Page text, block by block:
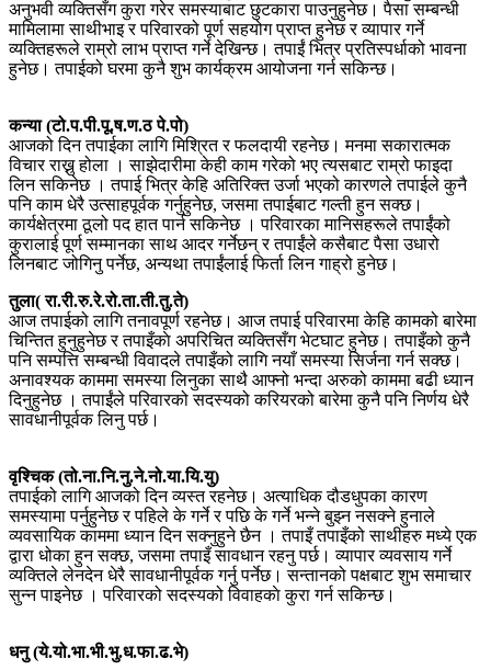
अनुभवी व्यक्तिसँग कुरा गरेर समस्याबाट छुटकारा पाउनुहुनेछ। पैसा सम्बन्धी
मामिलामा साथीभाइ र परिवारको पूर्ण सहयोग प्राप्त हुनेछ र व्यापार गर्ने
व्यक्तिहरूले राम्रो लाभ प्राप्त गर्ने देखिन्छ। तपाईं भित्र प्रतिस्पर्धाको भावना
हुनेछ। तपाईको घरमा कुनै शुभ कार्यक्रम आयोजना गर्न सकिन्छ।
कन्या (टो.प.पी.पू.ष.ण.ठ पे.पो)
आजको दिन तपाईका लागि मिश्रित र फलदायी रहनेछ। मनमा सकारात्मक
विचार राख्नु होला । साझेदारीमा केही काम गरेको भए त्यसबाट राम्रो फाइदा
लिन सकिनेछ । तपाई भित्र केहि अतिरिक्त उर्जा भएको कारणले तपाईले कुनै
पनि काम धेरै उत्साहपूर्वक गर्नुहुनेछ, जसमा तपाईबाट गल्ती हुन सक्छ।
कार्यक्षेत्रमा ठूलो पद हात पार्न सकिनेछ । परिवारका मानिसहरूले तपाईंको
कुरालाई पूर्ण सम्मानका साथ आदर गर्नेछन् र तपाईंले कसैबाट पैसा उधारो
लिनबाट जोगिनु पर्नेछ, अन्यथा तपाईंलाई फिर्ता लिन गाह्रो हुनेछ।
तुला( रा.री.रु.रे.रो.ता.ती.तु.ते)
आज तपाईको लागि तनावपूर्ण रहनेछ। आज तपाई परिवारमा केहि कामको बारेमा
चिन्तित हुनुहुनेछ र तपाइँकाे अपरिचित व्यक्तिसँग भेटघाट हुनेछ। तपाइँको कुनै
पनि सम्पत्ति सम्बन्धी विवादले तपाइँको लागि नयाँ समस्या सिर्जना गर्न सक्छ।
अनावश्यक काममा समस्या लिनुका साथै आफ्नो भन्दा अरुको काममा बढी ध्यान
दिनुहुनेछ । तपाईंले परिवारको सदस्यको करियरको बारेमा कुनै पनि निर्णय धेरै
सावधानीपूर्वक लिनु पर्छ।
वृश्चिक (तो.ना.नि.नु.ने.नो.या.यि.यु)
तपाईको लागि आजको दिन व्यस्त रहनेछ। अत्याधिक दौडधुपका कारण
समस्यामा पर्नुहुनेछ र पहिले के गर्ने र पछि के गर्ने भन्ने बुझ्न नसक्ने हुनाले
व्यवसायिक काममा ध्यान दिन सक्नुहुने छैन । तपाइँ तपाइँको साथीहरु मध्ये एक
द्वारा धोका हुन सक्छ, जसमा तपाइँ सावधान रहनु पर्छ। व्यापार व्यवसाय गर्ने
व्यक्तिले लेनदेन धेरै सावधानीपूर्वक गर्नु पर्नेछ। सन्तानको पक्षबाट शुभ समाचार
सुन्न पाइनेछ । परिवारको सदस्यको विवाहकाे कुरा गर्न सकिन्छ।
धनु (ये.यो.भा.भी.भु.ध.फा.ढ.भे)